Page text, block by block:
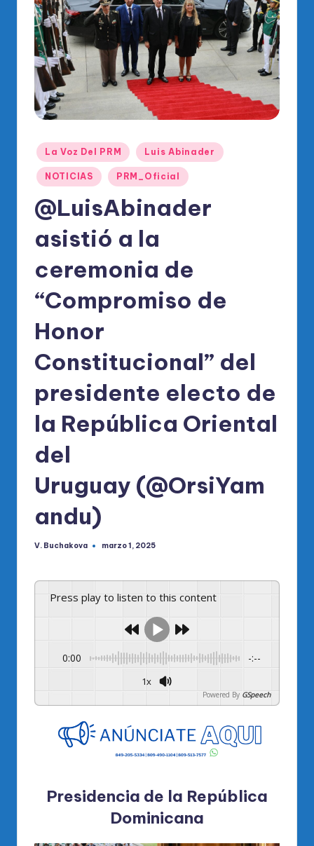
di
o
O
fi
al
el
M
Publicado
en
La Voz Del PRM Luis Abinader
NOTICIAS PRM_Oficial
@LuisAbinader
asistió a la
ceremonia de
“Compromiso de
Honor
Constitucional” del
presidente electo de
la República Oriental
del
Uruguay (@OrsiYam
andu)
Publicado
V. Buchakova marzo 1, 2025
Press play to listen to this content
0:00 -:--
1x
Powered By GSpeech
Presidencia de la República
Dominicana